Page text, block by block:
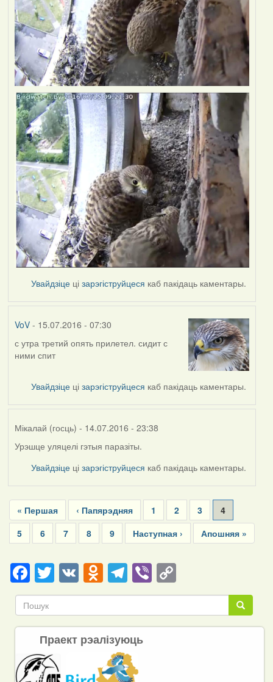
Увайдзіце цізарэгіструйцеся каб пакідаць каментары.
VoV- 15.07.2016 - 07:30
с утра третий опять прилетел. сидит с
ними спит
Увайдзіце цізарэгіструйцеся каб пакідаць каментары.
Мікалай (госць) - 14.07.2016 - 23:38
Урэшце уляцелі гэтыя паразіты.
Увайдзіце цізарэгіструйцеся каб пакідаць каментары.
Pagination
First
page
« Першая
Previous
page
‹ Папярэдняя Page
1 Page
2 Page
3
Current
page
4
Page
5 Page
6 Page
7 Page
8 Page
9
Next
page
Наступная ›
Last
page
Апошняя »
Facebook
Twitter
VKOdnoklassniki
Telegram
ViberCopy
Link Пошук
Пошук
Праект рэалізуюць